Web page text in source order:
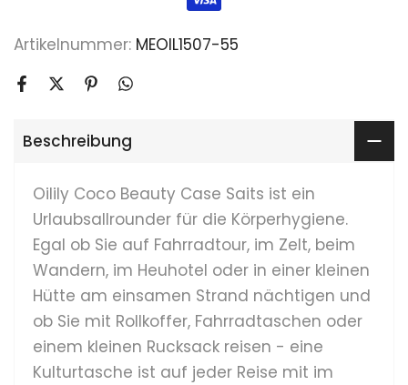
Artikelnummer: MEOIL1507-55
Beschreibung
Oilily Coco Beauty Case Saits ist ein
Urlaubsallrounder für die Körperhygiene.
Egal ob Sie auf Fahrradtour, im Zelt, beim
Wandern, im Heuhotel oder in einer kleinen
Hütte am einsamen Strand nächtigen und
ob Sie mit Rollkoffer, Fahrradtaschen oder
einem kleinen Rucksack reisen - eine
Kulturtasche ist auf jeder Reise mit im